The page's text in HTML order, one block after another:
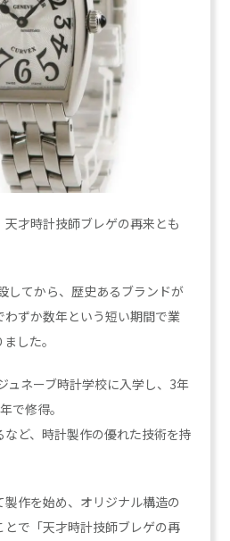
才時計技師ブレゲの再来とも
してから、歴史あるブランドが
ずか数年という短い期間で業
した。
ュネーブ時計学校に入学し、3年
で修得。
ど、時計製作の優れた技術を持
作を始め、オリジナル構造の
で「天才時計技師ブレゲの再